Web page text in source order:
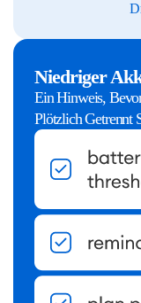
Niedriger
Ein Hinweis,
Plötzlich Getrennt